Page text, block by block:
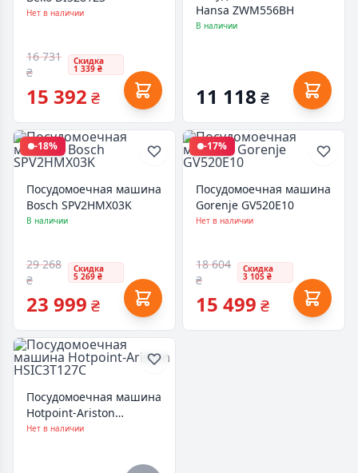
Нет в наличии
16 731
₴
Скидка
1 339 ₴
15 392 ₴
Hansa ZWM556BH
В наличии
11 118 ₴
-18%
Посудомоечная машина
Bosch SPV2HMX03K
В наличии
29 268
₴
Скидка
5 269 ₴
23 999 ₴
-17%
Посудомоечная машина
Gorenje GV520E10
Нет в наличии
18 604
₴
Скидка
3 105 ₴
15 499 ₴
Посудомоечная машина
Hotpoint-Ariston
HSIC3T127C
Нет в наличии